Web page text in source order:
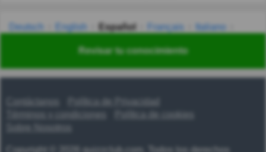
Revisar tu conocimiento
Deutsch English Español Français
Italiano
Українська हिन्दी 한국어 汉语
Contáctanos
Política de Privacidad
Términos y condiciones